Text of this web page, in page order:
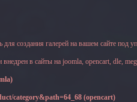
создания галерей на вашем сайте под
в сайты на joomla, opencart, dle,
category&path=64_68 (opencart)